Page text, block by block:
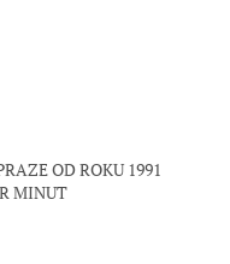
OD ROKU 1991
MINUT